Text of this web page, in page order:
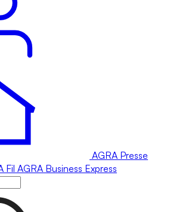
AGRA Presse
Fil AGRA Business Express